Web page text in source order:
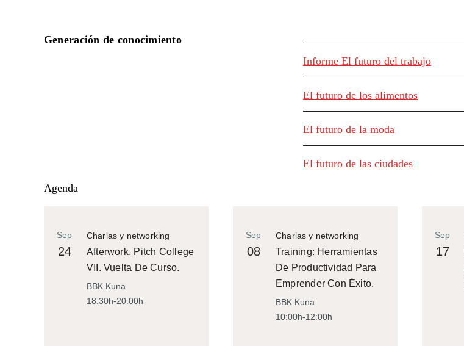
Generación de conocimiento
Informe El futuro del trabajo
El futuro de los alimentos
El futuro de la moda
El futuro de las ciudades
Agenda
Charlas y networking
Sep
24
Afterwork. Pitch College
VII. Vuelta De Curso.
BBK Kuna
18:30h-20:00h
Charlas y networking
Sep
08
Training: Herramientas
De Productividad Para
Emprender Con Éxito.
BBK Kuna
10:00h-12:00h
Sep
17